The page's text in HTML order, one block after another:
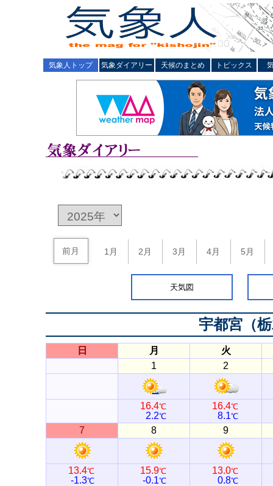
気象人トップ 気象ダイアリー 天候のまとめ トピックス
前月 1月 2月 3月 4月 5月
天気図
宇都宮（
日 月
火
1
2
16.4℃
2.2℃
16.4℃
8.1℃
7 8 9
13.4℃
-1.3℃
15.9℃
-0.1℃
13.0℃
0.8℃